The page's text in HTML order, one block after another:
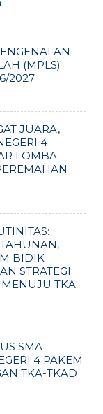
(MPLS)
2027
JUARA,
4
LOMBA
BIDIK
STRATEGI
TKA
SMA
4 PAKEM
TKA-TKAD